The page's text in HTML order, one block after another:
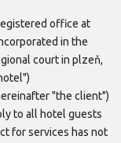
office at
in the
court in plzeň,
"the client")
to all hotel guests
for services has not